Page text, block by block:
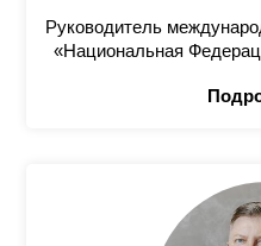
Руководитель
«Национальная